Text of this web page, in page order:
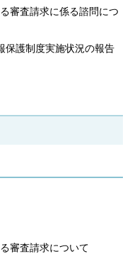
審査請求に係る諮問につ
保護制度実施状況の報告
審査請求について